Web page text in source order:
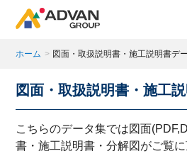
商品ページにある「お気に入り
商品がここに表示されます。
ホーム > 図面・取扱説明書・施工説明書デ
図面・取扱説明書・施工
こちらのデータ集では図面
書・施工説明書・分解図がご覧に